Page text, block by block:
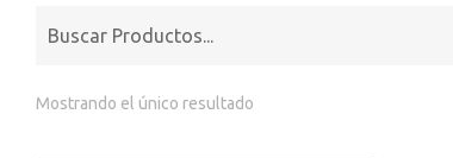
Mostrando el único resultado